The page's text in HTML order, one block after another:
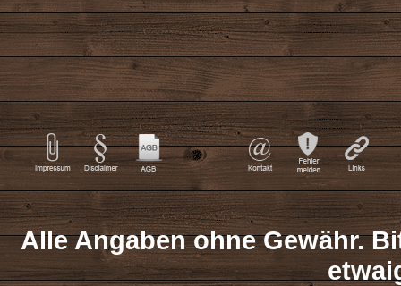
Alle Angaben ohne Gewähr.